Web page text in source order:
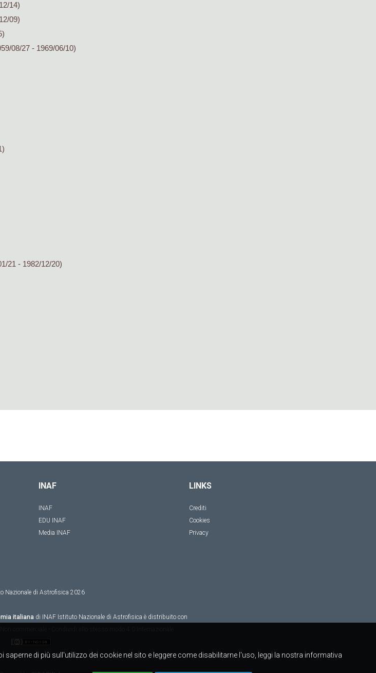
14)
09)
08/27 - 1969/06/10)
21 - 1982/12/20)
INAF
INAF
EDU INAF
Media INAF
LINKS
Crediti
Cookies
Privacy
Nazionale di Astrofisica 2026
italianadi INAF Istituto Nazionale di Astrofisica è distribuito con
di più sull'utilizzo dei cookie nel sito e leggere come disabilitarne l'uso, leggi la nostra informativa